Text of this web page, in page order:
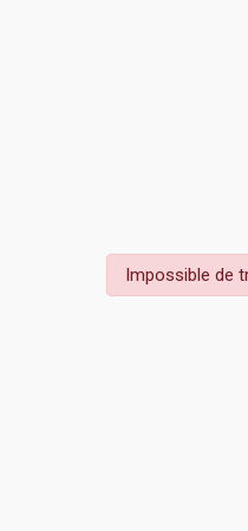
Impossible de